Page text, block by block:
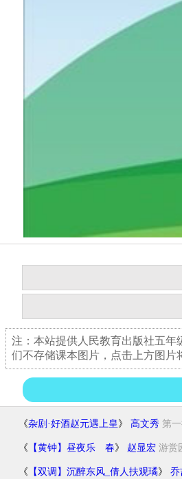
注：本站提供人民教育出版社五
们不存储课本图片，点击上方图片
《杂剧·好酒赵元遇上皇》 高文秀 第
《 【黄钟】昼夜乐 春》 赵显宏 游赏
《 【双调】沉醉东风_倩人扶观璚》 乔